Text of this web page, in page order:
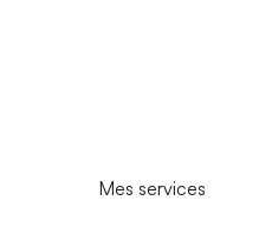
Mes services